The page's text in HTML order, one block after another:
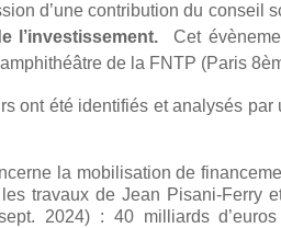
d’une contribution du conseil
l’investissement. Cet
de la FNTP (Paris
ont été identifiés et analysés
la mobilisation de
travaux de Jean Pisani-Ferry
2024) : 40 milliards